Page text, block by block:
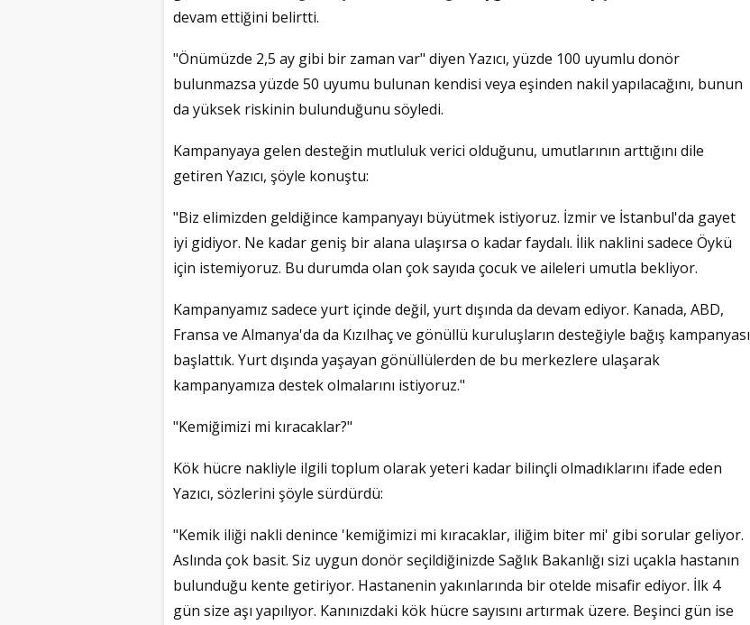
devam ettiğini belirtti.
"Önümüzde 2,5 ay gibi bir zaman var" diyen Yazıcı, yüzde 100 uyumlu donör
bulunmazsa yüzde 50 uyumu bulunan kendisi veya eşinden nakil yapılacağını, bunun
da yüksek riskinin bulunduğunu söyledi.
Kampanyaya gelen desteğin mutluluk verici olduğunu, umutlarının arttığını dile
getiren Yazıcı, şöyle konuştu:
"Biz elimizden geldiğince kampanyayı büyütmek istiyoruz. İzmir ve İstanbul'da gayet
iyi gidiyor. Ne kadar geniş bir alana ulaşırsa o kadar faydalı. İlik naklini sadece Öykü
için istemiyoruz. Bu durumda olan çok sayıda çocuk ve aileleri umutla bekliyor.
Kampanyamız sadece yurt içinde değil, yurt dışında da devam ediyor. Kanada, ABD,
Fransa ve Almanya'da da Kızılhaç ve gönüllü kuruluşların desteğiyle bağış kampanyası
başlattık. Yurt dışında yaşayan gönüllülerden de bu merkezlere ulaşarak
kampanyamıza destek olmalarını istiyoruz."
"Kemiğimizi mi kıracaklar?"
Kök hücre nakliyle ilgili toplum olarak yeteri kadar bilinçli olmadıklarını ifade eden
Yazıcı, sözlerini şöyle sürdürdü:
"Kemik iliği nakli denince 'kemiğimizi mi kıracaklar, iliğim biter mi' gibi sorular geliyor.
Aslında çok basit. Siz uygun donör seçildiğinizde Sağlık Bakanlığı sizi uçakla hastanın
bulunduğu kente getiriyor. Hastanenin yakınlarında bir otelde misafir ediyor. İlk 4
gün size aşı yapılıyor. Kanınızdaki kök hücre sayısını artırmak üzere. Beşinci gün ise